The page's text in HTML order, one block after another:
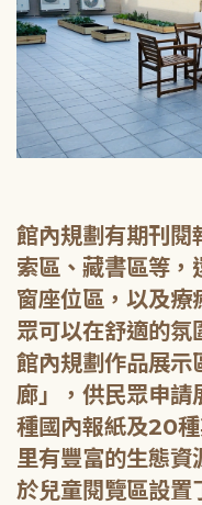
館內規劃有期刊閱
索區、藏書區等，
窗座位區，以及療
眾可以在舒適的氛
館內規劃作品展
廊」，供民眾申請
種國內報紙及20
里有豐富的生態資
於兒童閱覽區設置